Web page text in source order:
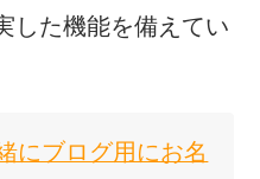
した機能を備えてい
にブログ用にお名